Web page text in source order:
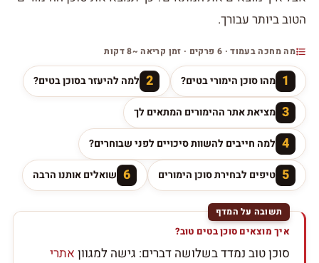
הטוב ביותר עבורך.
מה מחכה בעמוד · 6 פרקים · זמן קריאה ~8 דקות
1 מהו סוכן הימורי בטים? 2 למה להיעזר בסוכן בטים?
3 מציאת אתר ההימורים המתאים לך
4 למה חייבים להשוות סיכויים לפני שבוחרים?
5 טיפים לבחירת סוכן הימורים 6 שואלים אותנו הרבה
איך מוצאים סוכן בטים טוב?
סוכן טוב נמדד בשלושה דברים: גישה למגוון אתרי